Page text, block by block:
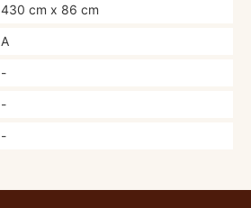
430 cm x 86 cm
A
-
-
-